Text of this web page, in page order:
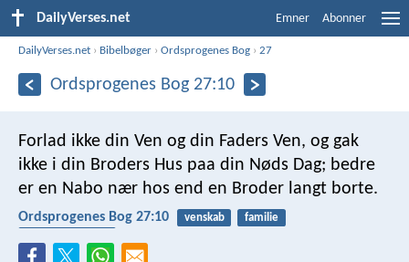
DailyVerses.net Emner Abonner
DailyVerses.net › Bibelbøger ›Ordsprogenes Bog ›27
Ordsprogenes Bog 27:10
Forlad ikke din Ven og din Faders Ven, og gak
ikke i din Broders Hus paa din Nøds Dag; bedre
er en Nabo nær hos end en Broder langt borte.
Ordsprogenes Bog 27:10 venskab
familie